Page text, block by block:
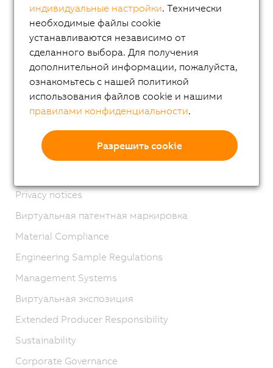
Blog
AutoMates
Новостная рассылка
Карьера
Связаться с нами
Imprint
Privacy notices
Виртуальная патентная маркировка
Material Compliance
Engineering Sample Regulations
Management Systems
Виртуальная экспозиция
Extended Producer Responsibility
Sustainability
Corporate Governance
индивидуальные настройки. Технически
необходимые файлы cookie
устанавливаются независимо от
сделанного выбора. Для получения
дополнительной информации, пожалуйста,
ознакомьтесь с нашей политикой
использования файлов cookie и нашими
правилами конфиденциальности.
Разрешить cookie